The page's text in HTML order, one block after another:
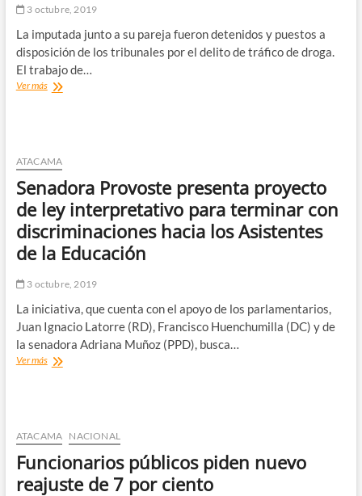
de
República
3 octubre, 2019
La imputada junto a su pareja fueron detenidos y puestos a
disposición de los tribunales por el delito de tráfico de droga.
El trabajo de…
Ver másDetenida
venta
de
pasta
cocaína
en
Copiapó
ATACAMA
Senadora Provoste presenta proyecto
de ley interpretativo para terminar con
discriminaciones hacia los Asistentes
de la Educación
3 octubre, 2019
La iniciativa, que cuenta con el apoyo de los parlamentarios,
Juan Ignacio Latorre (RD), Francisco Huenchumilla (DC) y de
la senadora Adriana Muñoz (PPD), busca…
Ver másSenadora
ley
interpretativo
para
terminar
con
ATACAMA NACIONAL
Funcionarios públicos piden nuevo
reajuste de 7 por ciento